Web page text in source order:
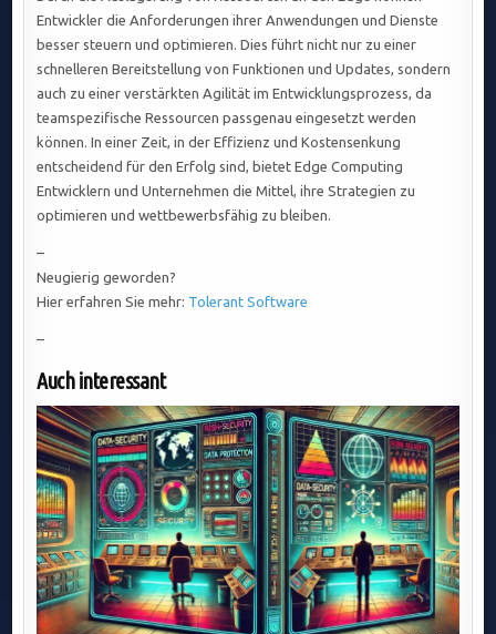
Entwickler die Anforderungen ihrer Anwendungen und Dienste
besser steuern und optimieren. Dies führt nicht nur zu einer
schnelleren Bereitstellung von Funktionen und Updates, sondern
auch zu einer verstärkten Agilität im Entwicklungsprozess, da
teamspezifische Ressourcen passgenau eingesetzt werden
können. In einer Zeit, in der Effizienz und Kostensenkung
entscheidend für den Erfolg sind, bietet Edge Computing
Entwicklern und Unternehmen die Mittel, ihre Strategien zu
optimieren und wettbewerbsfähig zu bleiben.
–
Neugierig geworden?
Hier erfahren Sie mehr: Tolerant Software
–
Auch interessant